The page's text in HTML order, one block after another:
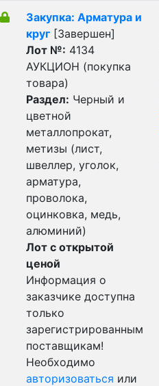
Закупка: Арматура и
круг [Завершен]
Лот №: 4134
АУКЦИОН (покупка
товара)
Раздел: Черный и
цветной
металлопрокат,
метизы (лист,
швеллер, уголок,
арматура,
проволока,
оцинковка, медь,
алюминий)
Лот с открытой
ценой
Информация о
заказчике доступна
только
зарегистрированным
поставщикам!
Необходимо
авторизоваться или